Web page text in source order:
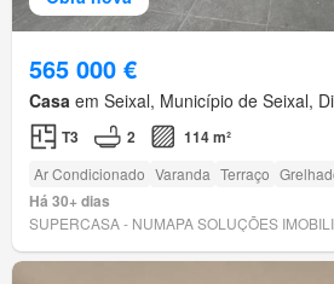
565 000 €
Casa em Seixal, Município de Seixal,
T3 2 114 m²
Ar Condicionado Varanda Terraço
Há 30+ dias
SUPERCASA - NUMAPA SOLUÇÕES